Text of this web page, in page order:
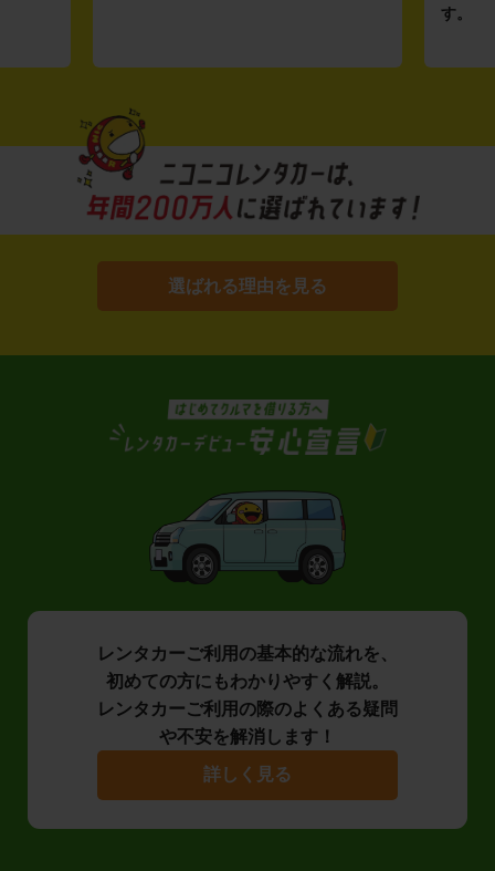
す。
選ばれる理由を見る
レンタカーご利用の基本的な流れを、
初めての方にもわかりやすく解説。
レンタカーご利用の際のよくある疑問
や不安を解消します！
詳しく見る